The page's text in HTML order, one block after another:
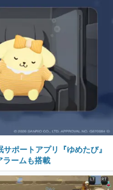
ポートアプリ『ゆめたび』
ラームも搭載